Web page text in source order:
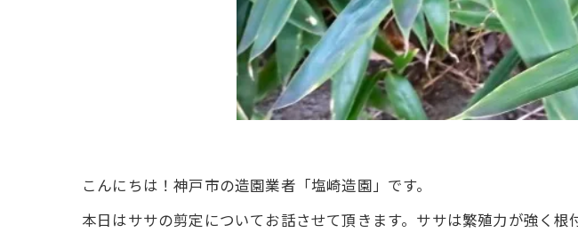
こんにちは！神戸市の造園業者「塩崎造園」です。
本日はササの剪定についてお話させて頂きます。ササは繁殖力が強く